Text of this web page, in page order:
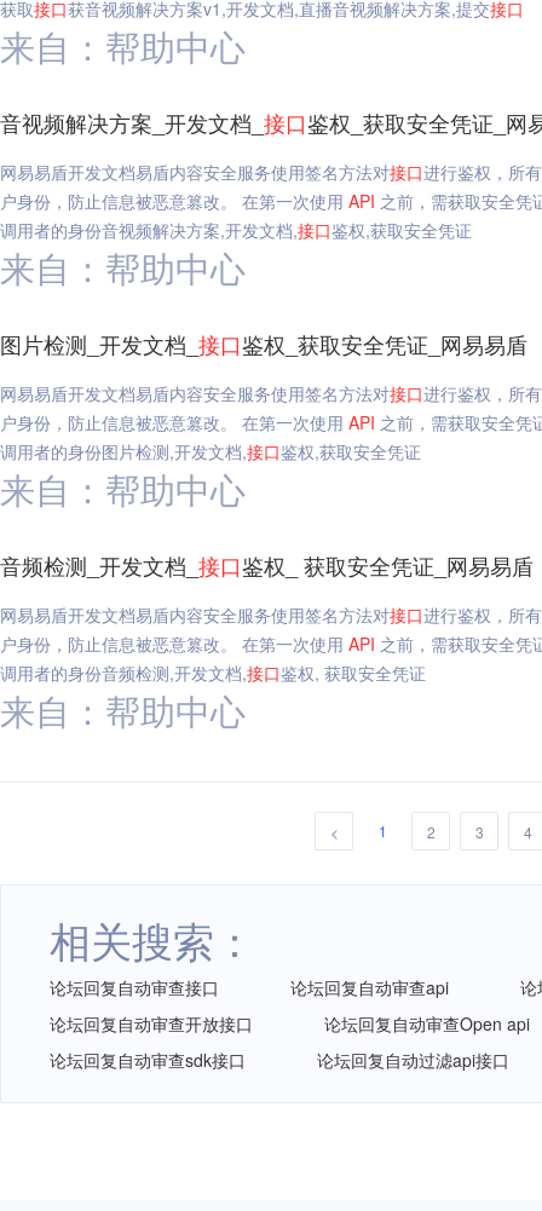
获取接口获音视频解决方案v1,开发文档,直播音视频解决方案,提交接口
来自：帮助中心
音视频解决方案_开发文档_ 接口鉴权_获取安全凭证_网
网易易盾开发文档易盾内容安全服务使用签名方法对接口进行鉴权，所有
户身份，防止信息被恶意篡改。 在第一次使用 API 之前，需获取安全
调用者的身份音视频解决方案,开发文档,接口鉴权,获取安全凭证
来自：帮助中心
图片检测_开发文档_ 接口鉴权_获取安全凭证_网易易盾
网易易盾开发文档易盾内容安全服务使用签名方法对接口进行鉴权，所有
户身份，防止信息被恶意篡改。 在第一次使用 API 之前，需获取安全
调用者的身份图片检测,开发文档,接口鉴权,获取安全凭证
来自：帮助中心
音频检测_开发文档_ 接口鉴权_ 获取安全凭证_网易易盾
网易易盾开发文档易盾内容安全服务使用签名方法对接口进行鉴权，所有
户身份，防止信息被恶意篡改。 在第一次使用 API 之前，需获取安全
调用者的身份音频检测,开发文档,接口鉴权, 获取安全凭证
来自：帮助中心
< 1 2 3 4
相关搜索：
论坛回复自动审查接口 论坛回复自动审查api
论
论坛回复自动审查开放接口
论坛回复自动审查Open api
论坛回复自动审查sdk接口
论坛回复自动过滤api接口